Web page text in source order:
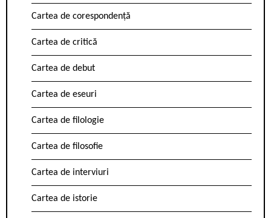
Cartea de corespondență
Cartea de critică
Cartea de debut
Cartea de eseuri
Cartea de filologie
Cartea de filosofie
Cartea de interviuri
Cartea de istorie